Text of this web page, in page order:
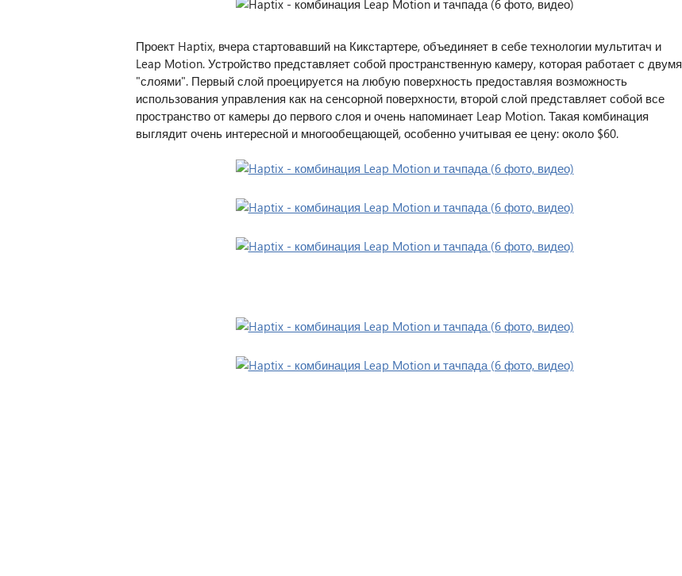
Проект Haptix, вчера стартовавший на Кикстартере, объединяет в себе технологии мультитач и
Leap Motion. Устройство представляет собой пространственную камеру, которая работает с двумя
"слоями". Первый слой проецируется на любую поверхность предоставляя возможность
использования управления как на сенсорной поверхности, второй слой представляет собой все
пространство от камеры до первого слоя и очень напоминает Leap Motion. Такая комбинация
выглядит очень интересной и многообещающей, особенно учитывая ее цену: около $60.